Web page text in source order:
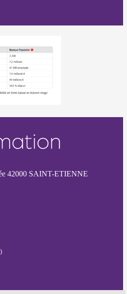
42000 SAINT-ETIENNE